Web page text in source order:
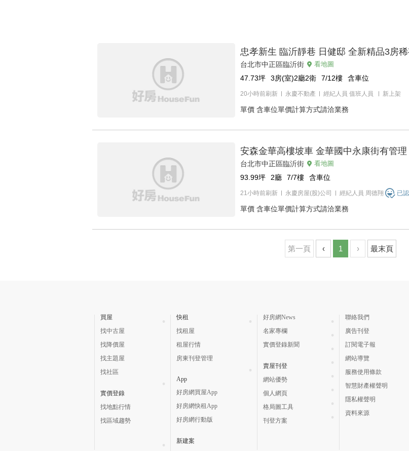
忠孝新生 臨沂靜巷 日健邸 全新精品3房
台北市中正區臨沂街 看地圖
47.73坪 3房(室)2廳2衛 7/12樓 含車位
20小時前刷新 永慶不動產 經紀人員 值班人員 新上架
單價 含車位單價計算方式請洽業務
安森金華高樓坡車 金華國中永康街有管理
台北市中正區臨沂街 看地圖
93.99坪 2廳 7/7樓 含車位
21小時前刷新 永慶房屋(股)公司 經紀人員 周德翔 已
單價 含車位單價計算方式請洽業務
第一頁 ‹ 1 › 最末頁
買屋
找中古屋
找降價屋
找主題屋
找社區
實價登錄
找地點行情
找區域趨勢
快租
找租屋
租屋行情
房東刊登管理
App
好房網買屋App
好房網快租App
好房網行動版
新建案
好房網News
名家專欄
實價登錄新聞
賣屋刊登
網站優勢
個人網頁
格局圖工具
刊登方案
聯絡我們
廣告刊登
訂閱電子報
網站導覽
服務使用條款
智慧財產權聲明
隱私權聲明
資料來源